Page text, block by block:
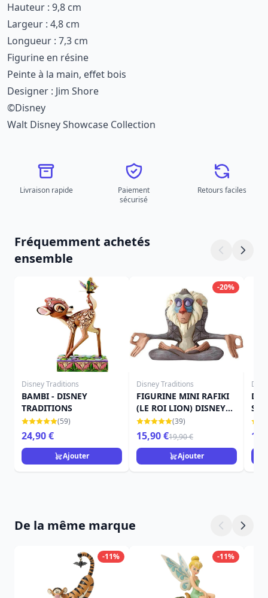
Hauteur : 9,8 cm
Largeur : 4,8 cm
Longueur : 7,3 cm
Figurine en résine
Peinte à la main, effet bois
Designer : Jim Shore
©Disney
Walt Disney Showcase Collection
Livraison rapide
Paiement
sécurisé
Retours faciles
Fréquemment achetés
ensemble
Disney Traditions
BAMBI - DISNEY
TRADITIONS
(59)
24,90 €
Ajouter
-20%
Disney Traditions
FIGURINE MINI RAFIKI
(LE ROI LION) DISNEY
TRADITIONS
(39)
15,90 €19,90 €
Ajouter
De la même marque
-11% -11%